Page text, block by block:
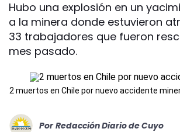
Hubo una explosión en un
a la minera donde estuvieron
33 trabajadores que fueron
mes pasado.
2 muertos en Chile por nuevo accidente
Por Redacción Diario de Cuyo